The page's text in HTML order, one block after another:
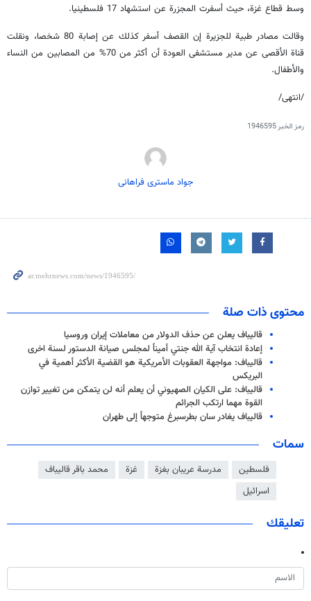
وسط قطاع غزة، حيث أسفرت المجزرة عن استشهاد 17 فلسطينيا.
وقالت مصادر طبية للجزيرة إن القصف أسفر كذلك عن إصابة 80 شخصا، ونقلت
قناة الأقصى عن مدير مستشفى العودة أن أكثر من 70% من المصابين من النساء
والأطفال.
/انتهى/
رمز الخبر1946595
جواد ماستری فراهانی
محتوى ذات صلة
قاليباف يعلن عن حذف الدولار من معاملات إيران وروسيا
إعادة انتخاب آية الله جنتي أميناً لمجلس صيانة الدستور لسنة اخرى
قاليباف: مواجهة العقوبات الأمريكية هو القضية الأكثر أهمية في
البريكس
قاليباف: على الكيان الصهيوني أن يعلم أنه لن يتمكن من تغيير توازن
القوة مهما ارتكب الجرائم
قاليباف یغادر سان بطرسبرغ متوجهاً إلى طهران
سمات
فلسطين مدرسة عريبان بغزة غزة
محمد باقر قاليباف
اسرائيل
تعليقك